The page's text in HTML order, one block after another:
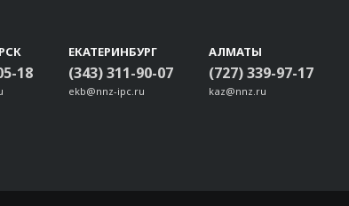
18
ЕКАТЕРИНБУРГ
(343) 311-90-07
ekb@nnz-ipc.ru
АЛМАТЫ
(727) 339-97-17
kaz@nnz.ru